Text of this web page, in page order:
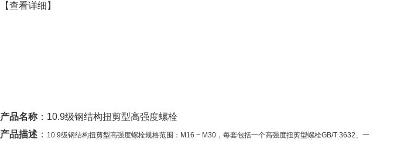
【查看详细】
产品名称 ： 10.9级钢结构扭剪型高强度螺栓
产品描述 ： 10.9级钢结构扭剪型高强度螺栓规格范围：M16 ~ M30，每套包括一个高强度扭剪型螺栓GB/T 3632、一